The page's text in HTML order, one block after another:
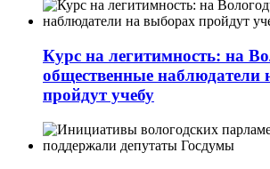
Курс на легитимность: на
общественные наблюдатели
пройдут учебу